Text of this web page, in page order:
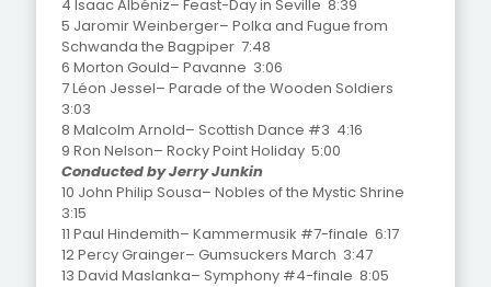
4 Isaac Albéniz– Feast-Day in Seville 8:39
5 Jaromir Weinberger– Polka and Fugue from
Schwanda the Bagpiper 7:48
6 Morton Gould– Pavanne 3:06
7 Léon Jessel– Parade of the Wooden Soldiers
3:03
8 Malcolm Arnold– Scottish Dance #3 4:16
9 Ron Nelson– Rocky Point Holiday 5:00
Conducted by Jerry Junkin
10 John Philip Sousa– Nobles of the Mystic Shrine
3:15
11 Paul Hindemith– Kammermusik #7-finale 6:17
12 Percy Grainger– Gumsuckers March 3:47
13 David Maslanka– Symphony #4-finale 8:05